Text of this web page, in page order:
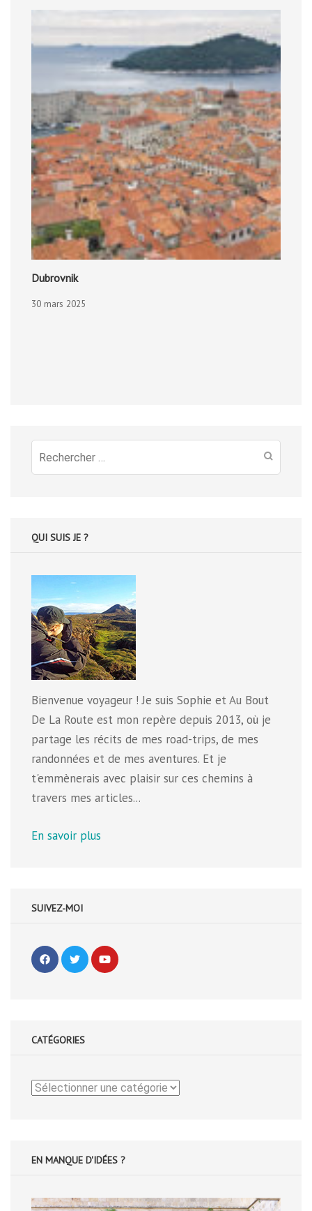
Dubrovnik
30 mars 2025
Recherche
pour
QUI SUIS JE ?
Bienvenue voyageur ! Je suis Sophie et Au Bout
De La Route est mon repère depuis 2013, où je
partage les récits de mes road-trips, de mes
randonnées et de mes aventures. Et je
t'emmènerais avec plaisir sur ces chemins à
travers mes articles...
En savoir plus
SUIVEZ-MOI
CATÉGORIES
Catégories
EN MANQUE D'IDÉES ?